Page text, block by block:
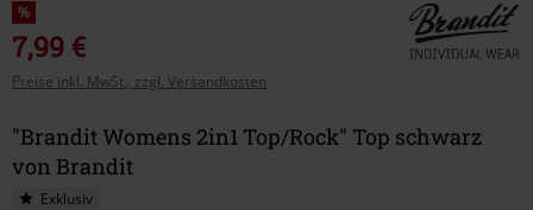
%
7,99 €
Preise inkl. MwSt., zzgl. Versandkosten
"Brandit Womens 2in1 Top/Rock" Top schwarz
von Brandit
Exklusiv